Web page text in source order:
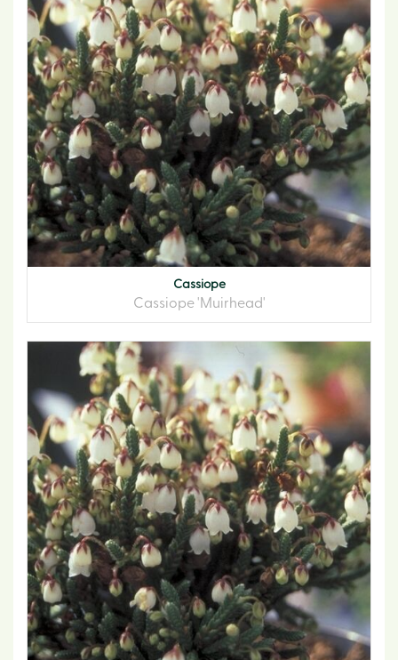
Cassiope
Cassiope 'Muirhead'